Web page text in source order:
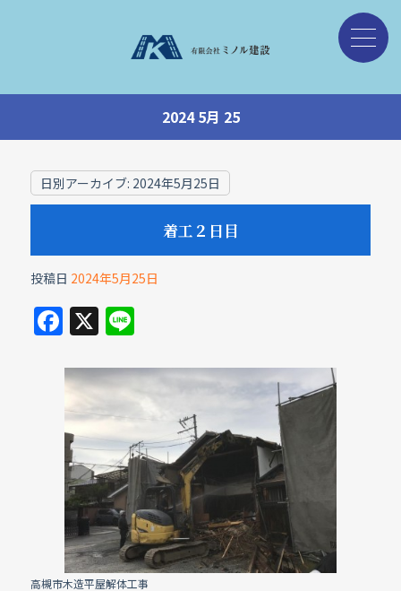
2024 5月 25
日別アーカイブ: 2024年5月25日
着工２日目
投稿日 2024年5月25日
F
c
e
b
o
o
k
X Li
e
高槻市木造平屋解体工事